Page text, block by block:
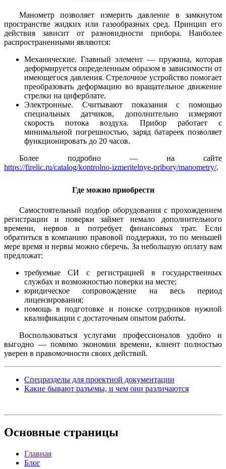
Манометр позволяет измерить давление в замкнутом
пространстве жидких или газообразных сред. Принцип его
действия зависит от разновидности прибора. Наиболее
распространенными являются:
Механические. Главный элемент — пружина, которая
деформируется определенным образом в зависимости от
имеющегося давления. Стрелочное устройство помогает
преобразовать деформацию во вращательное движение
стрелки на циферблате.
Электронные. Считывают показания с помощью
специальных датчиков, дополнительно измеряют
скорость потока воздуха. Прибор работает с
минимальной погрешностью, заряд батареек позволяет
функционировать до 20 часов.
Более подробно — на сайте
https://firelic.ru/catalog/kontrolno-izmeritelnye-pribory/manometry/.
Где можно приобрести
Самостоятельный подбор оборудования с прохождением
регистрации и поверки займет немало дополнительного
времени, нервов и потребует финансовых трат. Если
обратиться в компанию правовой поддержки, то по меньшей
мере время и нервы можно сберечь. За небольшую оплату вам
предложат:
требуемые СИ с регистрацией в государственных
службах и возможностью поверки на месте;
юридическое сопровождение на весь период
лицензирования;
помощь в подготовке и поиске сотрудников нужной
квалификации с достаточным опытом работы.
Воспользоваться услугами профессионалов удобно и
выгодно — помимо экономии времени, клиент полностью
уверен в правомочности своих действий.
Спецразделы для проектной документации
Какие бывают разъемы, и чем они различаются
Основные страницы
Главная
Блог